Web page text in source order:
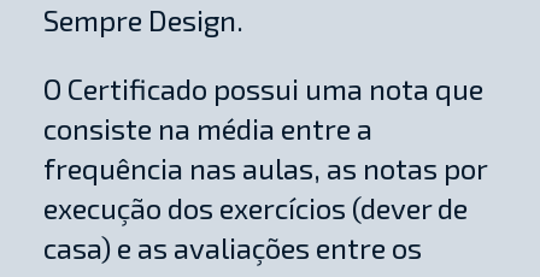
Sempre Design.
O Certificado possui uma nota que
consiste na média entre a
frequência nas aulas, as notas por
execução dos exercícios (dever de
casa) e as avaliações entre os